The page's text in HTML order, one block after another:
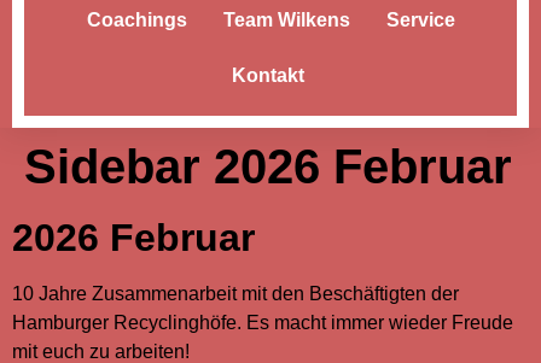
Coachings Team Wilkens Service
Kontakt
Sidebar 2026 Februar
2026 Februar
10 Jahre Zusammenarbeit mit den Beschäftigten der
Hamburger Recyclinghöfe. Es macht immer wieder Freude
mit euch zu arbeiten!